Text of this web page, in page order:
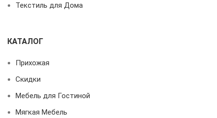
Текстиль для Дома
КАТАЛОГ
Прихожая
Скидки
Мебель для Гостиной
Мягкая Мебель